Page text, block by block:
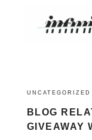
UNCATEGORIZED
BLOG
GIVEAWAY